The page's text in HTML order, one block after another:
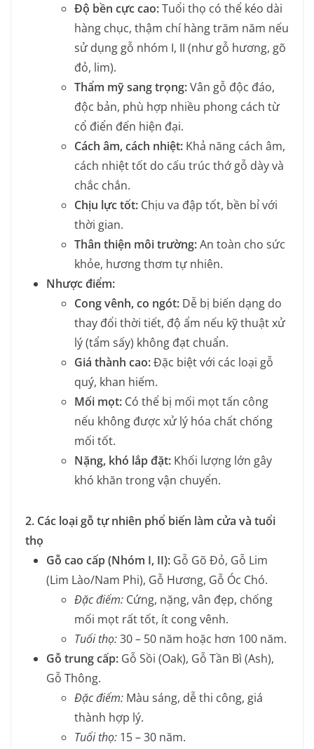
Độ bền cực cao:Tuổi thọ có thể kéo dài
hàng chục, thậm chí hàng trăm năm nếu
sử dụng gỗ nhóm I, II (như gỗ hương, gõ
đỏ, lim).
Thẩm mỹ sang trọng:Vân gỗ độc đáo,
độc bản, phù hợp nhiều phong cách từ
cổ điển đến hiện đại.
Cách âm, cách nhiệt: Khả năng cách âm,
cách nhiệt tốt do cấu trúc thớ gỗ dày và
chắc chắn.
Chịu lực tốt: Chịu va đập tốt, bền bỉ với
thời gian.
Thân thiện môi trường:An toàn cho sức
khỏe, hương thơm tự nhiên.
Nhược điểm:
Cong vênh, co ngót: Dễ bị biến dạng do
thay đổi thời tiết, độ ẩm nếu kỹ thuật xử
lý (tẩm sấy) không đạt chuẩn.
Giá thành cao:Đặc biệt với các loại gỗ
quý, khan hiếm.
Mối mọt: Có thể bị mối mọt tấn công
nếu không được xử lý hóa chất chống
mối tốt.
Nặng, khó lắp đặt: Khối lượng lớn gây
khó khăn trong vận chuyển.
2. Các loại gỗ tự nhiên phổ biến làm cửa và tuổi
thọ
Gỗ cao cấp (Nhóm I, II): Gỗ Gõ Đỏ, Gỗ Lim
(Lim Lào/Nam Phi), Gỗ Hương, Gỗ Óc Chó.
Đặc điểm: Cứng, nặng, vân đẹp, chống
mối mọt rất tốt, ít cong vênh.
Tuổi thọ:30 – 50 năm hoặc hơn 100 năm.
Gỗ trung cấp: Gỗ Sồi (Oak), Gỗ Tần Bì (Ash),
Gỗ Thông.
Đặc điểm: Màu sáng, dễ thi công, giá
thành hợp lý.
Tuổi thọ: 15 – 30 năm.